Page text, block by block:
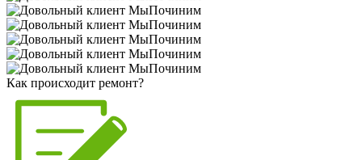
Как происходит ремонт?